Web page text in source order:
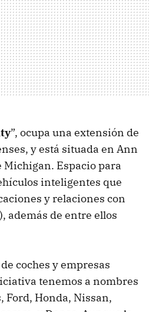
”, ocupa una extensión de
y está situada en Ann
Michigan. Espacio para
inteligentes que
y relaciones con
además de entre ellos
coches y empresas
tenemos a nombres
Ford, Honda, Nissan,